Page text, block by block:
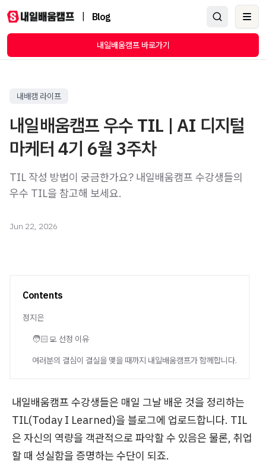
Blog
내일배움캠프 바로가기
내배캠 라이프
내일배움캠프 우수 TIL | AI 디지털
마케터 4기 6월 3주차
TIL 작성 방법이 궁금한가요? 내일배움캠프 수강생들의
우수 TIL을 참고해 보세요.
Jun 22, 2026
Contents
정지은
🧑🏻‍💻 선정 이유
여러분의 결심이 결실을 맺을 때까지 내일배움캠프가 함께합니다.
내일배움캠프 수강생들은 매일 그날 배운 것을 정리하는
TIL(Today I Learned)을 블로그에 업로드합니다. TIL
은 자신의 역량을 객관적으로 파악할 수 있음은 물론, 취업
할 때 성실함을 증명하는 수단이 되죠.